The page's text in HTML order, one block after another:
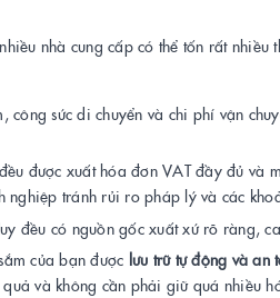
nhà cung cấp có thể tốn rất
sức di chuyển và chi phí vận
được xuất hóa đơn VAT đầy đủ và
tránh rủi ro pháp lý và các
đều có nguồn gốc xuất xứ rõ ràng,
của bạn được lưu trữ tự động và an
và không cần phải giữ quá nhiều